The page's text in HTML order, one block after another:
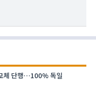
체 단행…100% 독일